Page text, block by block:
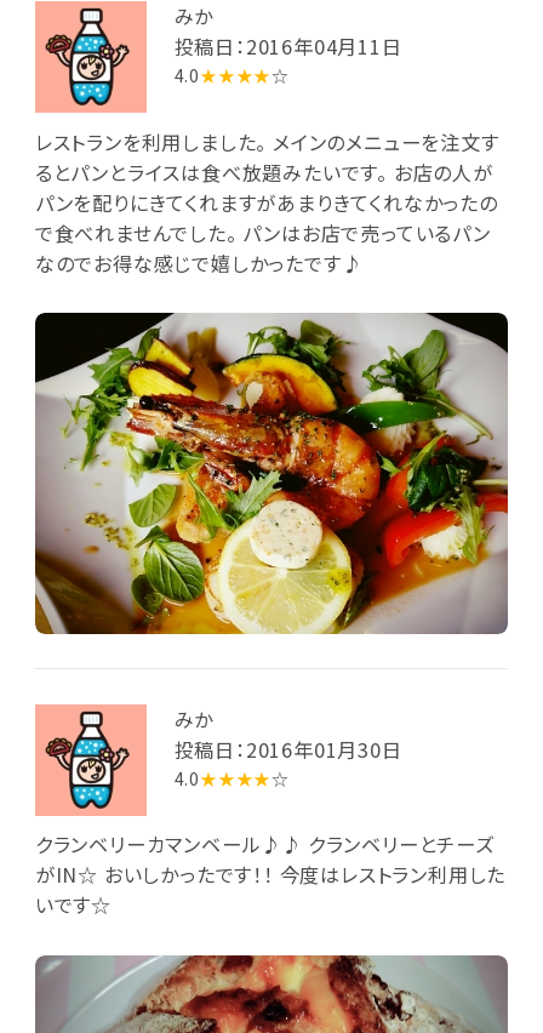
みか
投稿日：2016年04月11日
4.0★★★★☆
レストランを利用しました。 メインのメニューを注文す
るとパンとライスは食べ放題みたいです。 お店の人が
パンを配りにきてくれますがあまりきてくれなかったの
で食べれませんでした。 パンはお店で売っているパン
なのでお得な感じで嬉しかったです♪
みか
投稿日：2016年01月30日
4.0★★★★☆
クランベリーカマンベール♪♪ クランベリーとチーズ
がIN☆ おいしかったです！！ 今度はレストラン利用した
いです☆